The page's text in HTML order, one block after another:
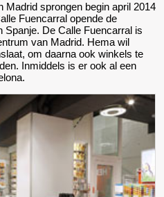
Madrid sprongen begin april 2014
Fuencarral opende de
De Calle Fuencarral is
van Madrid. Hema wil
om daarna ook winkels te
Inmiddels is er ook al een